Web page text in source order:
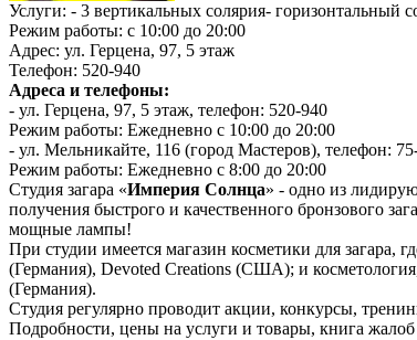
Услуги: - 3 вертикальных солярия- горизонтальный
Режим работы: с 10:00 до 20:00
Адрес: ул. Герцена, 97, 5 этаж
Телефон: 520-940
Адреса и телефоны:
- ул. Герцена, 97, 5 этаж, телефон: 520-940
Режим работы: Ежедневно с 10:00 до 20:00
- ул. Мельникайте, 116 (город Мастеров), телефон:
Режим работы: Ежедневно с 8:00 до 20:00
Студия загара «Империя Солнца» - одно из
получения быстрого и качественного бронзового
мощные лампы!
При студии имеется магазин косметики для
(Германия), Devoted Creations (США); и
(Германия).
Студия регулярно проводит акции, конкурсы,
Подробности, цены на услуги и товары, книга жалоб